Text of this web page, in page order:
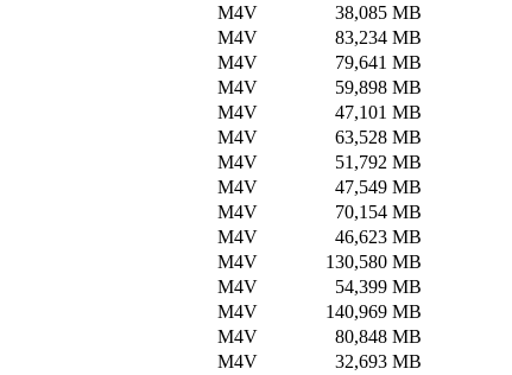
M4V
38,085 MB
M4V
83,234 MB
M4V
79,641 MB
M4V
59,898 MB
M4V
47,101 MB
M4V
63,528 MB
M4V
51,792 MB
M4V
47,549 MB
M4V
70,154 MB
M4V
46,623 MB
M4V
130,580 MB
M4V
54,399 MB
M4V
140,969 MB
M4V
80,848 MB
M4V
32,693 MB